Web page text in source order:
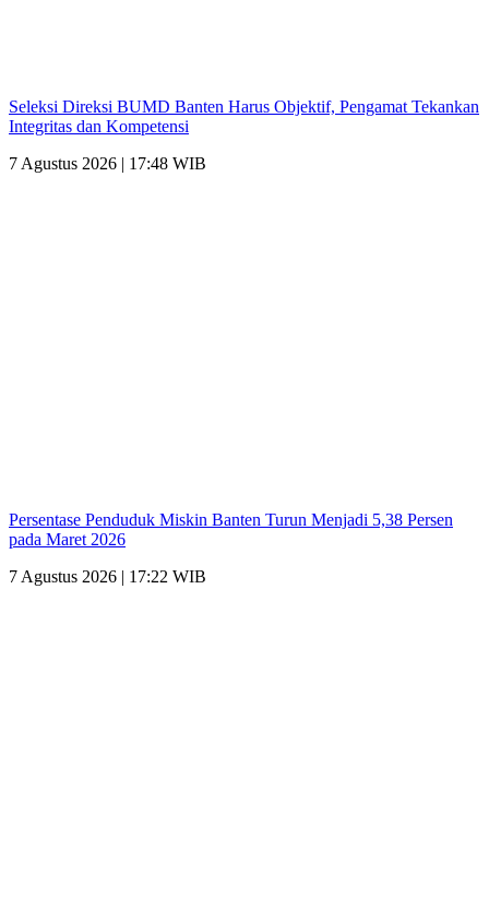
Seleksi Direksi BUMD Banten Harus Objektif, Pengamat Tekankan
Integritas dan Kompetensi
7 Agustus 2026 | 17:48 WIB
Persentase Penduduk Miskin Banten Turun Menjadi 5,38 Persen
pada Maret 2026
7 Agustus 2026 | 17:22 WIB